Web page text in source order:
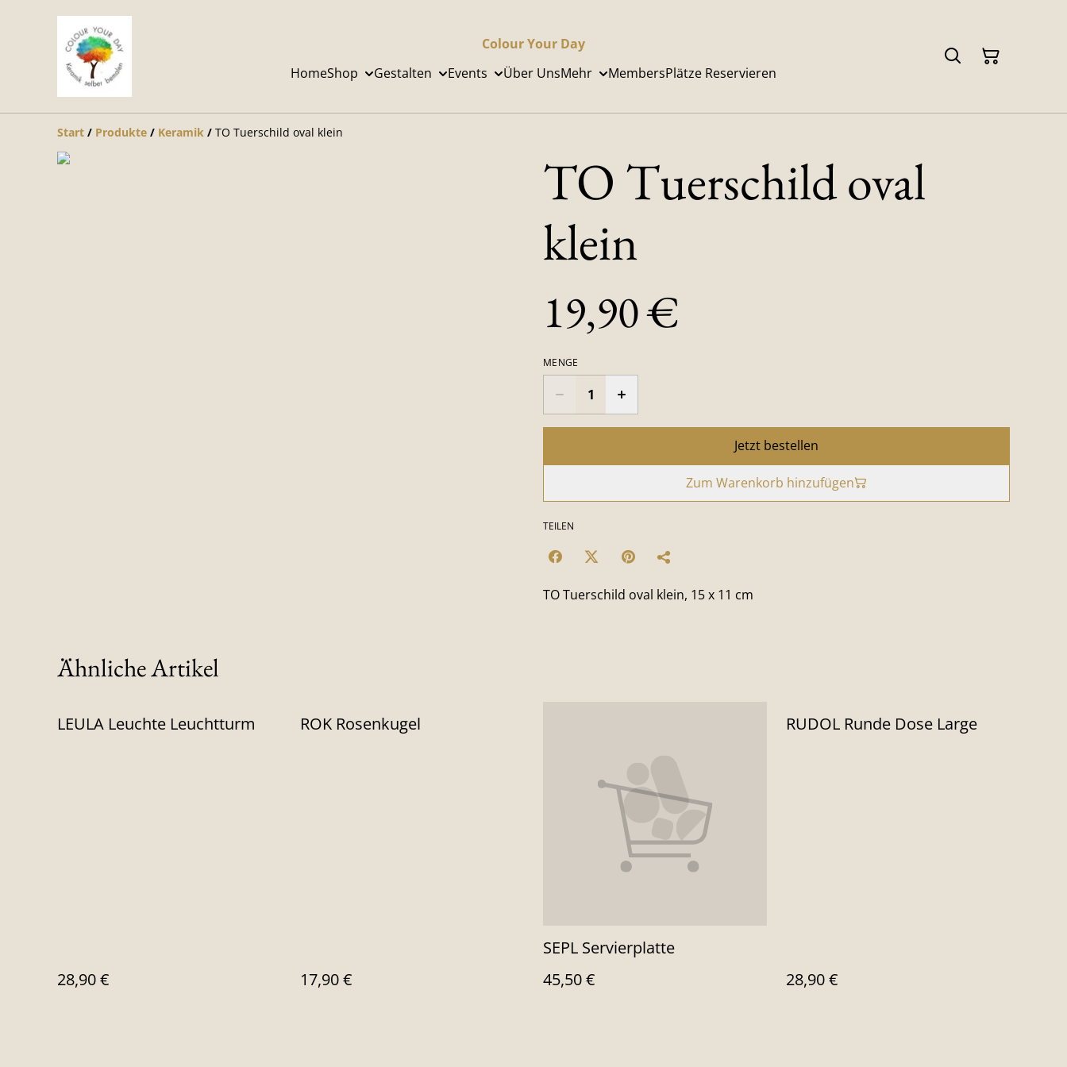
Colour Your Day
HomeShop Gestalten Events Über UnsMehr MembersPlätze Reservieren
Start / Produkte / Keramik / TO Tuerschild oval klein
TO Tuerschild oval
klein
19,90 €
MENGE
Jetzt bestellen
Zum Warenkorb hinzufügen
TEILEN
TO Tuerschild oval klein, 15 x 11 cm
Ähnliche Artikel
LEULA Leuchte Leuchtturm
28,90 €
ROK Rosenkugel
17,90 €
SEPL Servierplatte
45,50 €
RUDOL Runde Dose Large
28,90 €